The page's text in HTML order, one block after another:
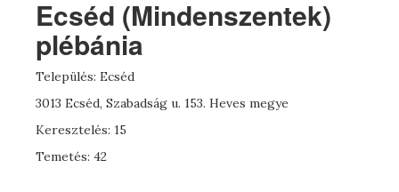
Ecséd (Mindenszentek)
plébánia
Település: Ecséd
3013 Ecséd, Szabadság u. 153. Heves megye
Keresztelés: 15
Temetés: 42